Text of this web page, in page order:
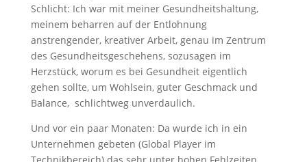
Schlicht: Ich war mit meiner Gesundheitshaltung,
meinem beharren auf der Entlohnung
anstrengender, kreativer Arbeit, genau im Zentrum
des Gesundheitsgeschehens, sozusagen im
Herzstück, worum es bei Gesundheit eigentlich
gehen sollte, um Wohlsein, guter Geschmack und
Balance, schlichtweg unverdaulich.
Und vor ein paar Monaten: Da wurde ich in ein
Unternehmen gebeten (Global Player im